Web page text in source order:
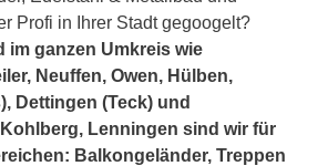
Profi in Ihrer Stadt gegoogelt?
im ganzen Umkreis wie
Neuffen, Owen, Hülben,
Dettingen (Teck) und
Lenningen sind wir für
Balkongeländer, Treppen